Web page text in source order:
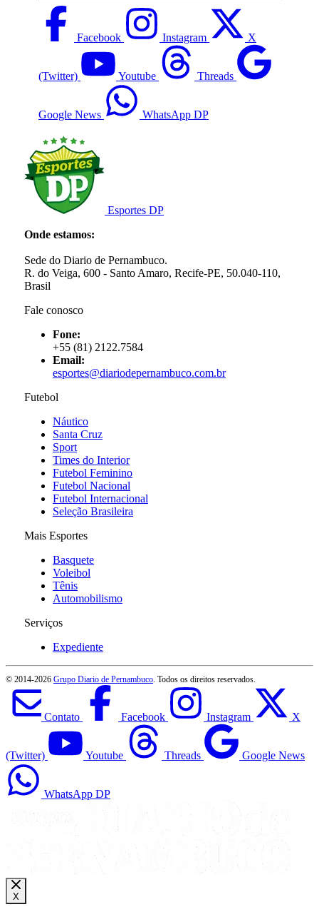
Facebook Instagram X
(Twitter) Youtube Threads
Google News WhatsApp DP
Esportes DP
Onde estamos:
Sede do Diario de Pernambuco.
R. do Veiga, 600 - Santo Amaro, Recife-PE, 50.040-110,
Brasil
Fale conosco
Fone:
+55 (81) 2122.7584
Email:
esportes@diariodepernambuco.com.br
Futebol
Náutico
Santa Cruz
Sport
Times do Interior
Futebol Feminino
Futebol Nacional
Futebol Internacional
Seleção Brasileira
Mais Esportes
Basquete
Voleibol
Tênis
Automobilismo
Serviços
Expediente
© 2014-2026 Grupo Diario de Pernambuco. Todos os direitos reservados.
Contato Facebook Instagram X
(Twitter) Youtube Threads Google News
WhatsApp DP
X